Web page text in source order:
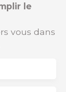
le
vous dans